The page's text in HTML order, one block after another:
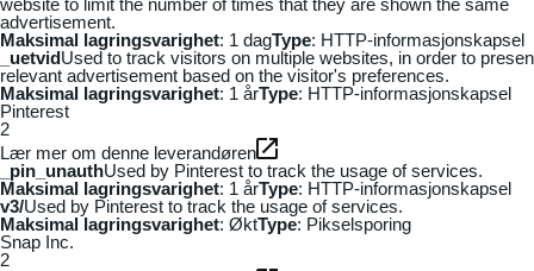
advertisement.
Maksimal lagringsvarighet: 1 dagType: HTTP-informasjonskapsel
_uetvidUsed to track visitors on multiple websites, in order to
relevant advertisement based on the visitor's preferences.
Maksimal lagringsvarighet: 1 årType: HTTP-informasjonskapsel
Pinterest
2
Lær mer om denne leverandøren
_pin_unauthUsed by Pinterest to track the usage of services.
Maksimal lagringsvarighet: 1 årType: HTTP-informasjonskapsel
v3/Used by Pinterest to track the usage of services.
Maksimal lagringsvarighet: ØktType: Pikselsporing
Snap Inc.
2